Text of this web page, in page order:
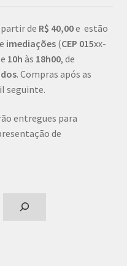
de R$ 40,00e estão
e imediações(CEP 015xx-
10h às 18h00, de
. Compras após as
seguinte.
entregues para
de